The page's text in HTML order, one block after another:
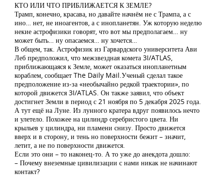
КТО ИЛИ ЧТО ПРИБЛИЖАЕТСЯ К ЗЕМЛЕ?
Трамп, конечно, красава, но давайте начнём не с Трампа, а с
ино… нет, не иноагентов, а с инопланетян. Уж которую неделю
некие астрофизики говорят, что вот мы предполагаем… ну
может быть… ну опасаемся… ну хочется…
В общем, так. Астрофизик из Гарвардского университета Ави
Леб предположил, что межзвездная комета 3I/ATLAS,
приближающаяся к Земле, может оказаться инопланетным
кораблем, сообщает The Daily Mail.Ученый сделал такое
предположение из-за «необычайно редкой траектории», по
которой движется 3I/ATLAS. Он также заявил, что объект
достигнет Земли в период с 21 ноября по 5 декабря 2025 года.
А тут ещё на Луне. Из лунного кратера вдруг появилось нечто
и улетело. Похожее на цилиндр серебристого цвета. Ни
крыльев у цилиндра, ни пламени снизу. Просто движется
вверх и в сторону, и тень но поверхности бежит – значит,
летит, а не по поверхности движется.
Если это они – то наконец-то. А то уже до анекдота дошло:
– Почему внеземные цивилизации с нами никак не начинают
контакт?